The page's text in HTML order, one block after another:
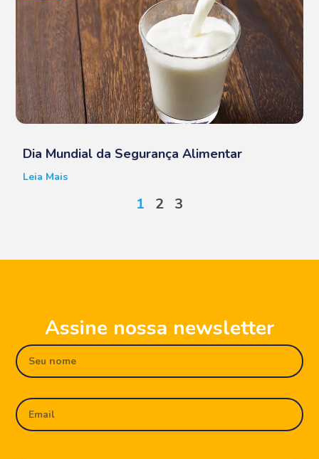
Dia Mundial da Segurança Alimentar
Leia Mais
1 2 3
Assine nossa newsletter